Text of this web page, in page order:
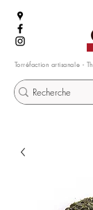
Torréfaction artisanale -